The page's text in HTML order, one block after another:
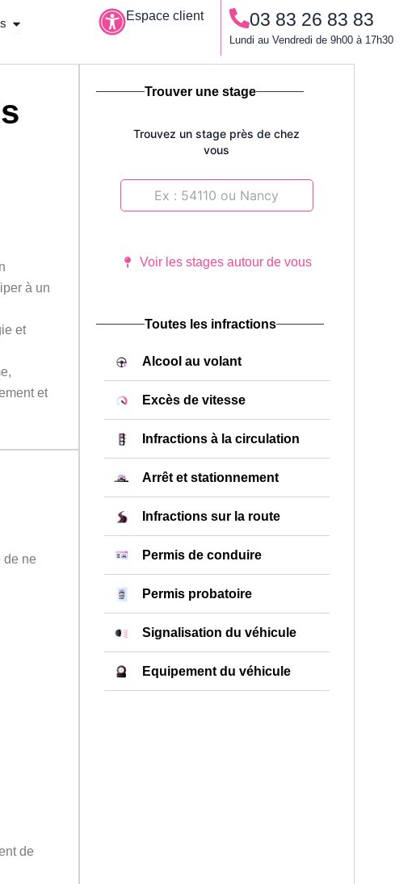
Ouvrir Le permis à pointsEspace client 03 83 26 83 83
Lundi au Vendredi de 9h00 à 17h30
à un
et
et
de ne
de
Trouver une stage
Trouvez un stage près de chez
vous
Voir les stages autour de vous
Toutes les infractions
Alcool au volant
Excès de vitesse
Infractions à la circulation
Arrêt et stationnement
Infractions sur la route
Permis de conduire
Permis probatoire
Signalisation du véhicule
Equipement du véhicule